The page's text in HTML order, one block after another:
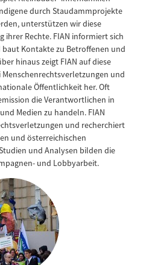
durch Staudammprojekte
unterstützen wir diese
ihrer Rechte. FIAN informiert sich
Kontakte zu Betroffenen und
hinaus zeigt FIAN auf diese
Menschenrechtsverletzungen und
Öffentlichkeit her. Oft
die Verantwortlichen in
Medien zu handeln. FIAN
und recherchiert
und österreichischen
und Analysen bilden die
und Lobbyarbeit.